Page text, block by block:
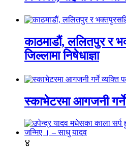
काठमाडौं, ललितपुर र
जिल्लामा निषेधाज्ञा
स्काभेटरमा आगजनी
४